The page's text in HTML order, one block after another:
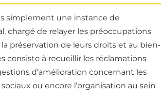
simplement une instance de
chargé de relayer les préoccupations
préservation de leurs droits et au bien-
consiste à recueillir les réclamations
d’amélioration concernant les
ou encore l’organisation au sein